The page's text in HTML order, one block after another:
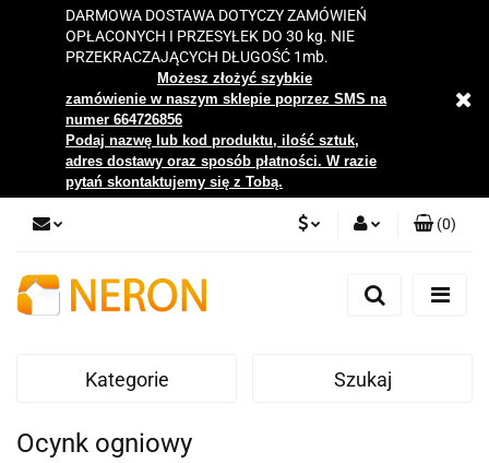
DARMOWA DOSTAWA DOTYCZY ZAMÓWIEŃ
OPŁACONYCH I PRZESYŁEK DO 30 kg. NIE
PRZEKRACZAJĄCYCH DŁUGOŚĆ 1mb.
Możesz złożyć szybkie
zamówienie w naszym sklepie poprzez SMS na
numer 664726856
Podaj nazwę lub kod produktu, ilość sztuk,
adres dostawy oraz sposób płatności. W razie
pytań skontaktujemy się z Tobą.
Zaloguj się
Zgody cookies
(0)
Kategorie Szukaj
Ocynk ogniowy